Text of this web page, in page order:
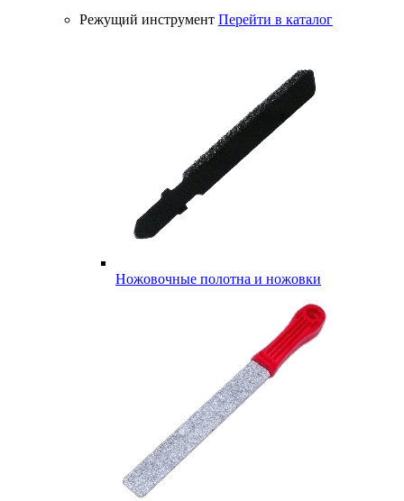
Режущий инструмент Перейти в каталог
Ножовочные полотна и ножовки